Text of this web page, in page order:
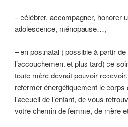
– célébrer, accompagner, honorer
adolescence, ménopause…,
– en postnatal ( possible à partir
l’accouchement et plus tard) ce
toute mère devrait pouvoir recevoir.
refermer énergétiquement le corps
l’accueil de l’enfant, de vous
votre chemin de femme, de mère